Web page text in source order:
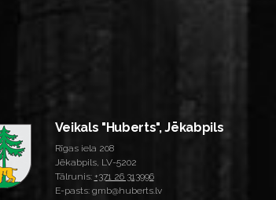
Veikals "Huberts", Jēkabpils
Rīgas iela 208
Jēkabpils, LV-5202
Tālrunis: +371 26 313996
E-pasts: gmb@huberts.lv